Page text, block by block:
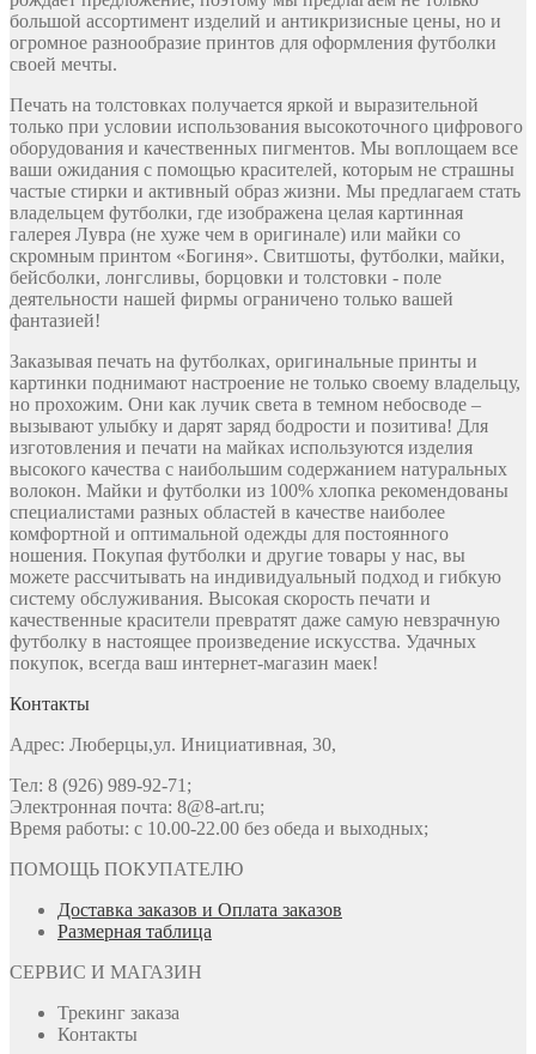
большой ассортимент изделий и антикризисные цены, но и
огромное разнообразие принтов для оформления футболки
своей мечты.
Печать на толстовках получается яркой и выразительной
только при условии использования высокоточного цифрового
оборудования и качественных пигментов. Мы воплощаем все
ваши ожидания с помощью красителей, которым не страшны
частые стирки и активный образ жизни. Мы предлагаем стать
владельцем футболки, где изображена целая картинная
галерея Лувра (не хуже чем в оригинале) или майки со
скромным принтом «Богиня». Свитшоты, футболки, майки,
бейсболки, лонгсливы, борцовки и толстовки - поле
деятельности нашей фирмы ограничено только вашей
фантазией!
Заказывая печать на футболках, оригинальные принты и
картинки поднимают настроение не только своему владельцу,
но прохожим. Они как лучик света в темном небосводе –
вызывают улыбку и дарят заряд бодрости и позитива! Для
изготовления и печати на майках используются изделия
высокого качества с наибольшим содержанием натуральных
волокон. Майки и футболки из 100% хлопка рекомендованы
специалистами разных областей в качестве наиболее
комфортной и оптимальной одежды для постоянного
ношения. Покупая футболки и другие товары у нас, вы
можете рассчитывать на индивидуальный подход и гибкую
систему обслуживания. Высокая скорость печати и
качественные красители превратят даже самую невзрачную
футболку в настоящее произведение искусства. Удачных
покупок, всегда ваш интернет-магазин маек!
Контакты
Адрес: Люберцы,ул. Инициативная, 30,
Тел: 8 (926) 989-92-71;
Электронная почта: 8@8-art.ru;
Время работы: с 10.00-22.00 без обеда и выходных;
ПОМОЩЬ ПОКУПАТЕЛЮ
Доставка заказов и Оплата заказов
Размерная таблица
СЕРВИС И МАГАЗИН
Трекинг заказа
Контакты